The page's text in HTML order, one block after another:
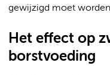
gewijzigd moet
Het effect op
borstvoeding